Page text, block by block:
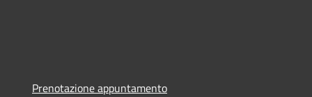
Prenotazione appuntamento